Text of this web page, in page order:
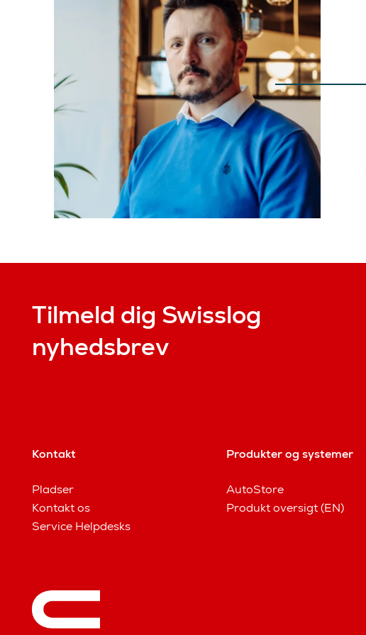
Tilmeld dig Swisslog
nyhedsbrev
Kontakt
Pladser
Kontakt os
Service Helpdesks
Produkter og systemer
AutoStore
Produkt oversigt (EN)